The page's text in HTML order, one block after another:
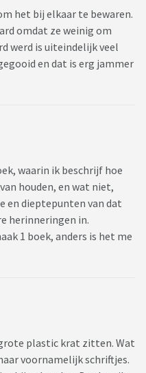
het bij elkaar te bewaren.
omdat ze weinig om
werd is uiteindelijk veel
en dat is erg jammer
waarin ik beschrijf hoe
houden, en wat niet,
en dieptepunten van dat
herinneringen in.
1 boek, anders is het me
plastic krat zitten. Wat
voornamelijk schriftjes.